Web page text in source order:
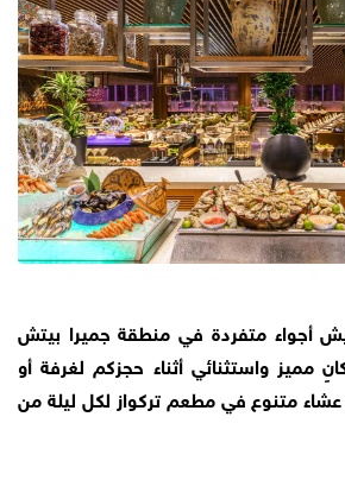
أجواء متفردة في منطقة جميرا بيتش
مميز واستثنائي أثناء حجزكم لغرفة أو
متنوع في مطعم تركواز لكل ليلة من